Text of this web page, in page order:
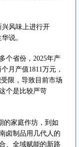
风味上进行开
说。
省份，2025年产
月产值1811万元，
限，导致目前市场
个是比较严苛
家庭作坊，到如
卤制品用几代人的
、全域赋能的新路